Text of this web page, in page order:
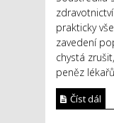
prakticky
zavedení
chystá
peněz
Číst dál